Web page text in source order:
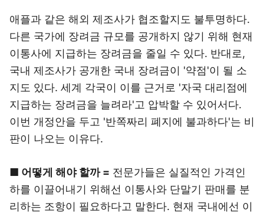
애플과 같은 해외 제조사가 협조할지도 불투명하다.
다른 국가에 장려금 규모를 공개하지 않기 위해 현재
이통사에 지급하는 장려금을 줄일 수 있다. 반대로,
국내 제조사가 공개한 국내 장려금이 '약점'이 될 소
지도 있다. 세계 각국이 이를 근거로 '자국 대리점에
지급하는 장려금을 늘려라'고 압박할 수 있어서다.
이번 개정안을 두고 '반쪽짜리 폐지에 불과하다'는 비
판이 나오는 이유다.
■ 어떻게 해야 할까 = 전문가들은 실질적인 가격인
하를 이끌어내기 위해선 이통사와 단말기 판매를 분
리하는 조항이 필요하다고 말한다. 현재 국내에선 이